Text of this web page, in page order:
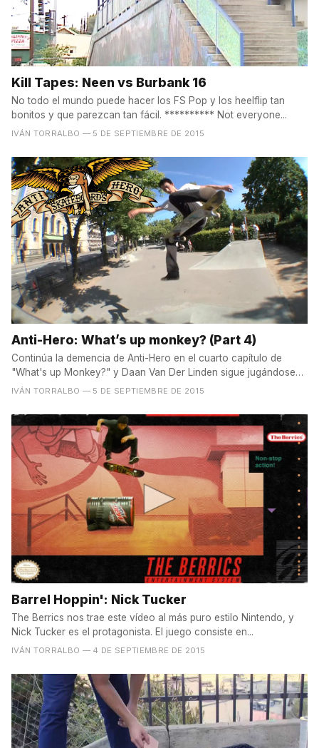
Kill Tapes: Neen vs Burbank 16
No todo el mundo puede hacer los FS Pop y los heelflip tan
bonitos y que parezcan tan fácil. ********** Not everyone...
IVÁN TORRALBO — 5 DE SEPTIEMBRE DE 2015
Anti-Hero: What’s up monkey? (Part 4)
Continúa la demencia de Anti-Hero en el cuarto capítulo de
"What's up Monkey?" y Daan Van Der Linden sigue jugándose
la...
IVÁN TORRALBO — 5 DE SEPTIEMBRE DE 2015
Barrel Hoppin': Nick Tucker
The Berrics nos trae este vídeo al más puro estilo Nintendo, y
Nick Tucker es el protagonista. El juego consiste en...
IVÁN TORRALBO — 4 DE SEPTIEMBRE DE 2015